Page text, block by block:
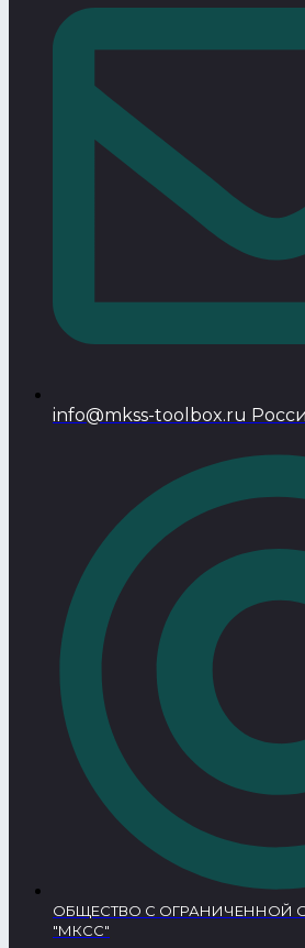
info@mkss-toolbox.ru
ОБЩЕСТВО С ОГРАНИЧЕННОЙ
"МКСС"